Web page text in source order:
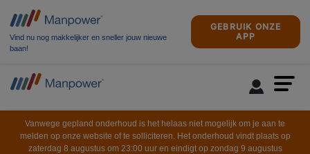
Vind nu nog makkelijker en sneller jouw nieuwe
baan!
GEBRUIK ONZE
APP
Vanwege gepland onderhoud is het helaas niet mogelijk om je aan te
melden op onze website of te solliciteren. Het onderhoud vindt plaats op
zaterdag 8 augustus om 23:00 uur en eindigt op zondag 9 augustus